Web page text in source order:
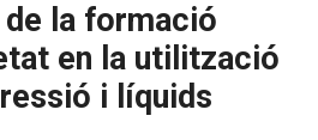
de la formació
en la utilització
i líquids